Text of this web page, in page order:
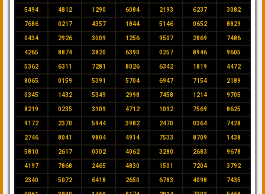
5494 4812 1290 6084 2193 6237 3082
7686 0217 4357 1844 5146 0652 8829
0434 2926 3009 1256 9507 2869 7486
4265 8874 3820 6390 0257 8946 9605
5362 6311 7281 8026 6342 1819 4472
8065 0159 5391 5704 6947 7154 2189
0345 1432 5349 2998 7458 1214 9705
8219 0235 3109 4712 1092 7569 8625
9172 2370 5944 3982 2470 0364 7428
2746 8041 9804 4914 7533 8709 1438
5810 2617 0302 4062 3280 2683 9678
4197 7868 2465 4830 1501 7204 3792
2340 5072 6418 2650 6783 4098 7435